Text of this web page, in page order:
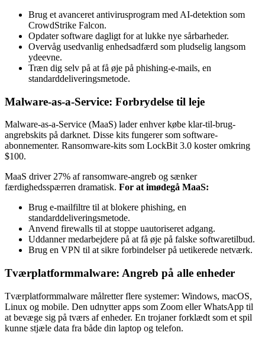
Brug et avanceret antivirusprogram med AI-detektion som
CrowdStrike Falcon.
Opdater software dagligt for at lukke nye sårbarheder.
Overvåg usedvanlig enhedsadfærd som pludselig langsom
ydeevne.
Træn dig selv på at få øje på phishing-e-mails, en
standarddeliveringsmetode.
Malware-as-a-Service: Forbrydelse til leje
Malware-as-a-Service (MaaS) lader enhver købe klar-til-brug-
angrebskits på darknet. Disse kits fungerer som software-
abonnementer. Ransomware-kits som LockBit 3.0 koster omkring
$100.
MaaS driver 27% af ransomware-angreb og sænker
færdighedsspærren dramatisk. For at imødegå MaaS:
Brug e-mailfiltre til at blokere phishing, en
standarddeliveringsmetode.
Anvend firewalls til at stoppe uautoriseret adgang.
Uddanner medarbejdere på at få øje på falske softwaretilbud.
Brug en VPN til at sikre forbindelser på uetikerede netværk.
Tværplatformmalware: Angreb på alle enheder
Tværplatformmalware målretter flere systemer: Windows, macOS,
Linux og mobile. Den udnytter apps som Zoom eller WhatsApp til
at bevæge sig på tværs af enheder. En trojaner forklædt som et spil
kunne stjæle data fra både din laptop og telefon.